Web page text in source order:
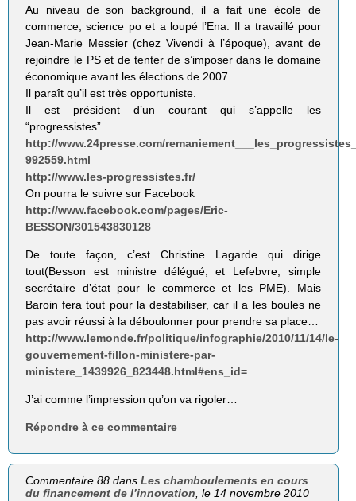
Au niveau de son background, il a fait une école de
commerce, science po et a loupé l’Ena. Il a travaillé pour
Jean-Marie Messier (chez Vivendi à l’époque), avant de
rejoindre le PS et de tenter de s’imposer dans le domaine
économique avant les élections de 2007.
Il paraît qu’il est très opportuniste.
Il est président d’un courant qui s’appelle les
“progressistes”.
http://www.24presse.com/
992559.html
http://www.les-progressistes.fr/
On pourra le suivre sur Facebook
http://www.facebook.com/pages/Eric-
BESSON/301543830128
De toute façon, c’est Christine Lagarde qui dirige
tout(Besson est ministre délégué, et Lefebvre, simple
secrétaire d’état pour le commerce et les PME). Mais
Baroin fera tout pour la destabiliser, car il a les boules ne
pas avoir réussi à la déboulonner pour prendre sa place…
http://www.lemonde.fr/politique/infographie/2010/11/14/le-
gouvernement-fillon-ministere-par-
ministere_1439926_823448.html#ens_id=
J’ai comme l’impression qu’on va rigoler…
Répondre à ce commentaire
Commentaire 88 dansLes chamboulements en cours
du financement de l’innovation , le 14 novembre 2010